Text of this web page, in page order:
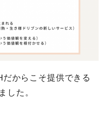
からこそ提供できる
した。